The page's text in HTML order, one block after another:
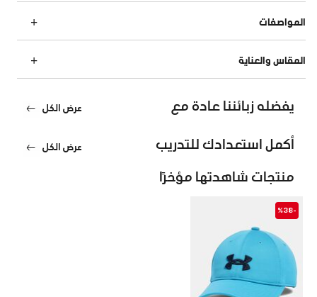
المواصفات
المقاس والعناية
يفضله زبائننا عادة مع عرض الكل
أكمل استعدادك للتدريب عرض الكل
منتجات شاهدتها مؤخرًا
-%38